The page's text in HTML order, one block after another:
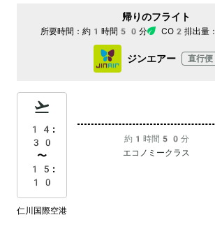
帰りのフライト
所要時間： 約1時間50分 CO2排出量：
ジンエアー 直行便
14:
30
〜
15:
10
約1時間50分
エコノミークラス
仁川国際空港